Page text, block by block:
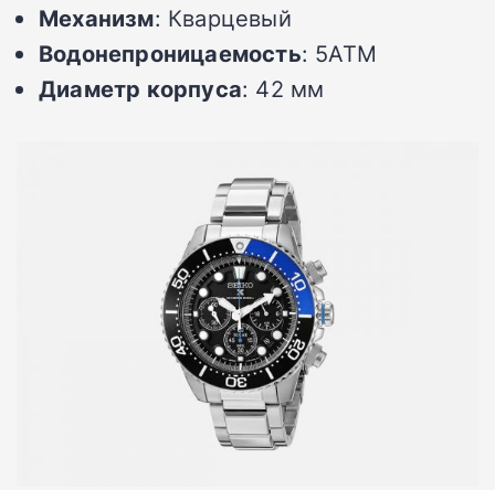
Механизм: Кварцевый
Водонепроницаемость: 5ATM
Диаметр корпуса: 42 мм